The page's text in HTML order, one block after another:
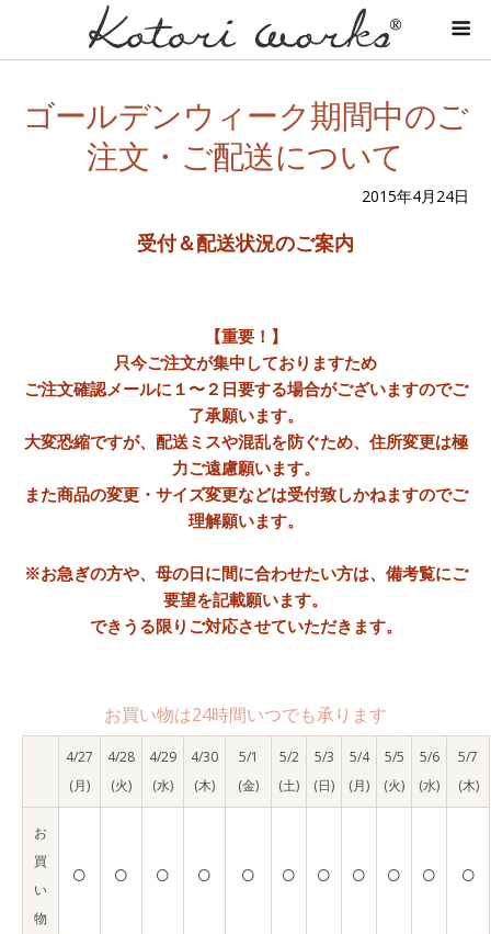
ゴールデンウィーク期間中のご
注文・ご配送について
2015年4月24日
受付＆配送状況のご案内
【重要！】
只今ご注文が集中しておりますため
ご注文確認メールに１〜２日要する場合がございますのでご
了承願います。
大変恐縮ですが、配送ミスや混乱を防ぐため、住所変更は極
力ご遠慮願います。
また商品の変更・サイズ変更などは受付致しかねますのでご
理解願います。
※お急ぎの方や、母の日に間に合わせたい方は、備考覧にご
要望を記載願います。
できうる限りご対応させていただきます。
お買い物は24時間いつでも承ります
4/27
(月)
4/28
(火)
4/29
(水)
4/30
(木)
5/1
(金)
5/2
(土)
5/3
(日)
5/4
(月)
5/5
(火)
5/6
(水)
5/7
(木)
お
買
い
物
○ ○ ○ ○ ○ ○ ○ ○ ○ ○ ○